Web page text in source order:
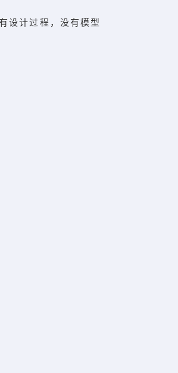
设计过程，没有模型